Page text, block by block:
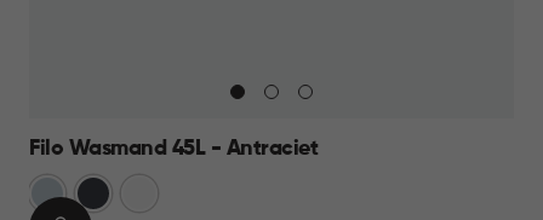
Filo Wasmand 45L - Antraciet
BlauwAntraciet